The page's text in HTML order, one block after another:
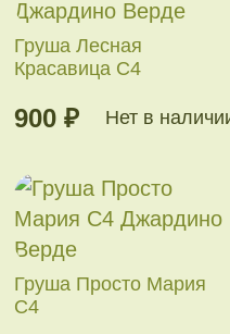
Груша Лесная
Красавица С4
900 ₽ Нет в
Груша Просто Мария
С4